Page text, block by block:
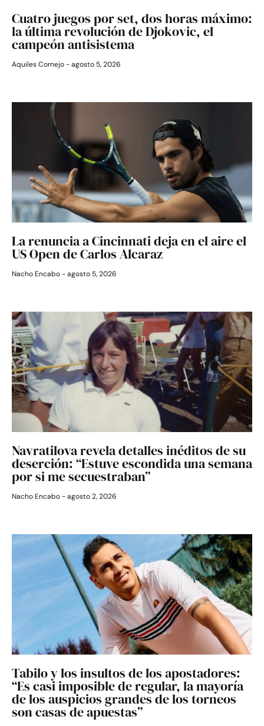
Cuatro juegos por set, dos horas máximo:
la última revolución de Djokovic, el
campeón antisistema
Aquiles Cornejo agosto 5, 2026
La renuncia a Cincinnati deja en el aire el
US Open de Carlos Alcaraz
Nacho Encabo agosto 5, 2026
Navratilova revela detalles inéditos de su
deserción: “Estuve escondida una semana
por si me secuestraban”
Nacho Encabo agosto 2, 2026
Tabilo y los insultos de los apostadores:
“Es casi imposible de regular, la mayoría
de los auspicios grandes de los torneos
son casas de apuestas”